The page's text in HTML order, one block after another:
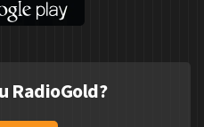
RadioGold?